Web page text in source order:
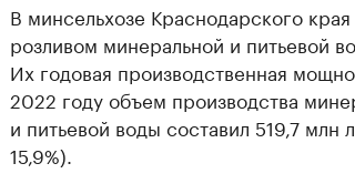
В минсельхозе Краснодарского
розливом минеральной и питьевой
Их годовая производственная
2022 году объем производства
и питьевой воды составил 519,7
15,9%).